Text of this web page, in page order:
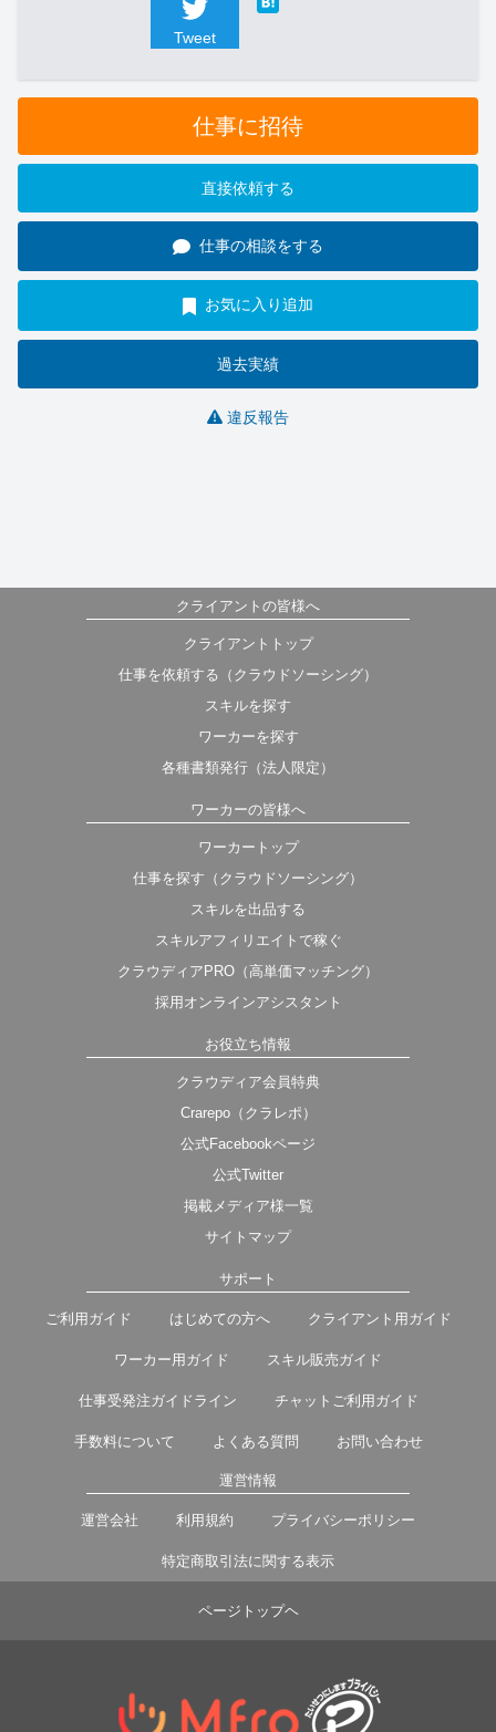
Tweet
仕事に招待
直接依頼する
仕事の相談をする
お気に入り追加
過去実績
違反報告
クライアントの皆様へ
クライアントトップ
仕事を依頼する（クラウドソーシング）
スキルを探す
ワーカーを探す
各種書類発行（法人限定）
ワーカーの皆様へ
ワーカートップ
仕事を探す（クラウドソーシング）
スキルを出品する
スキルアフィリエイトで稼ぐ
クラウディアPRO（高単価マッチング）
採用オンラインアシスタント
お役立ち情報
クラウディア会員特典
Crarepo（クラレポ）
公式Facebookページ
公式Twitter
掲載メディア様一覧
サイトマップ
サポート
ご利用ガイド はじめての方へ クライアント用ガイド
ワーカー用ガイド スキル販売ガイド
仕事受発注ガイドライン チャットご利用ガイド
手数料について よくある質問 お問い合わせ
運営情報
運営会社 利用規約 プライバシーポリシー
特定商取引法に関する表示
ページトップヘ